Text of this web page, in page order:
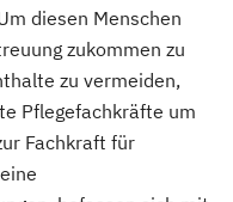
Pflege
in der
und
Kurzzeitpflege
XI
diesen Menschen
zukommen zu
zu vermeiden,
Pflegefachkräfte um
Fachkraft für